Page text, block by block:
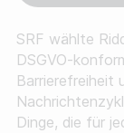
SRF wählte
DSGVO-
Barrierefreiheit
Dinge, die für